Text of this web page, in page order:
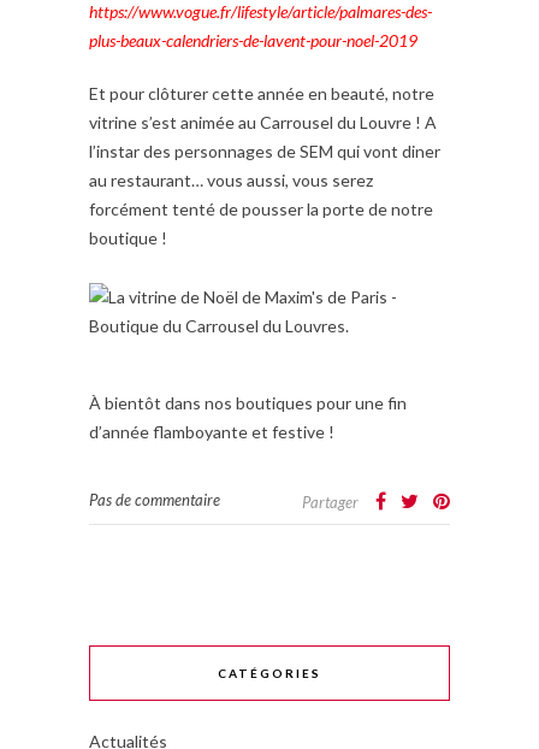
https://www.vogue.fr/lifestyle/article/palmares-des-
plus-beaux-calendriers-de-lavent-pour-noel-2019
Et pour clôturer cette année en beauté, notre
vitrine s’est animée au Carrousel du Louvre ! A
l’instar des personnages de SEM qui vont diner
au restaurant… vous aussi, vous serez
forcément tenté de pousser la porte de notre
boutique !
À bientôt dans nos boutiques pour une fin
d’année flamboyante et festive !
Pas de commentaire Partager
CATÉGORIES
Actualités